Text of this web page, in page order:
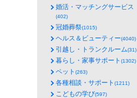
婚活・マッチングサービス
(402)
冠婚葬祭(1015)
ヘルス＆ビューティー(4040)
引越し・トランクルーム(31)
暮らし・家事サポート (1302)
ペット (263)
各種相談・サポート (1211)
こどもの学び(597)